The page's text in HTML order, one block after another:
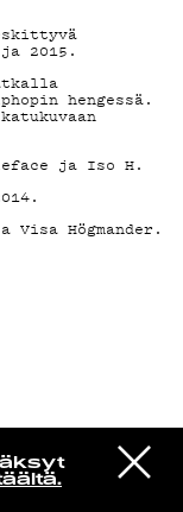
VIESTI
STUDIOON
2015.
hengessä.
ja Iso H.
Hög­­man­­der.